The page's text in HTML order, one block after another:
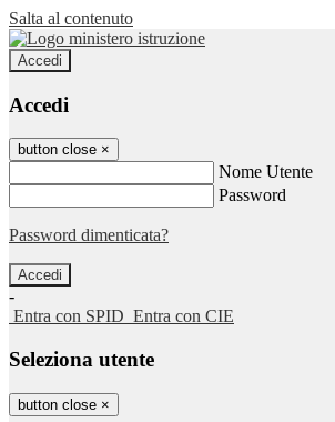
Salta al contenuto
Accedi
Accedi
button close ×
Nome Utente
Password
Password dimenticata?
-
Entra con SPID Entra con CIE
Seleziona utente
button close ×